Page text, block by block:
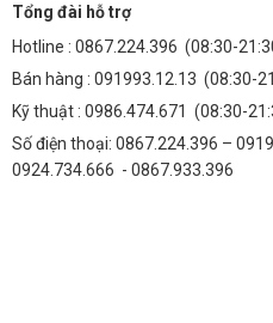
Tổng đài hỗ trợ
Hotline : 0867.224.396 (08:30-
Bán hàng : 091993.12.13 (08:30-
Kỹ thuật : 0986.474.671 (08:30-
Số điện thoại: 0867.224.396 –
0924.734.666 - 0867.933.396